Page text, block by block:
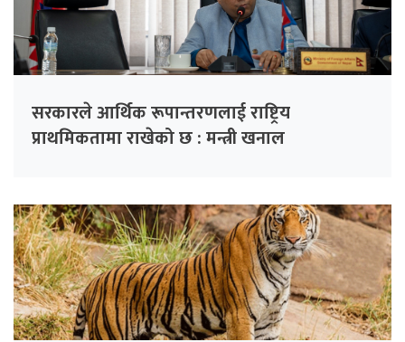
सरकारले आर्थिक रूपान्तरणलाई राष्ट्रिय
प्राथमिकतामा राखेको छ : मन्त्री खनाल